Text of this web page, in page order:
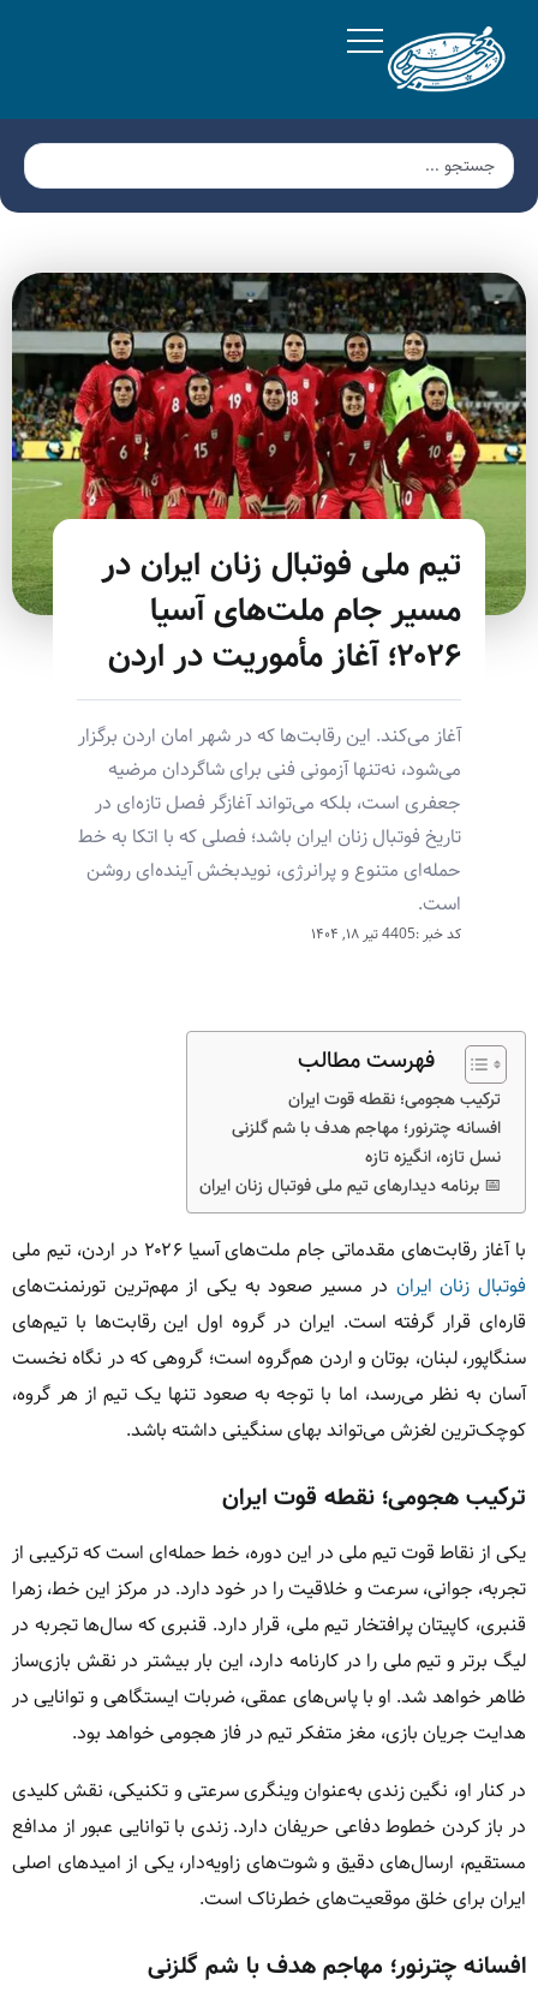
تیم ملی فوتبال زنان ایران در
مسیر جام ملت‌های آسیا
۲۰۲۶؛ آغاز مأموریت در اردن
آغاز می‌کند. این رقابت‌ها که در شهر امان اردن برگزار
می‌شود، نه‌تنها آزمونی فنی برای شاگردان مرضیه
جعفری است، بلکه می‌تواند آغازگر فصل تازه‌ای در
تاریخ فوتبال زنان ایران باشد؛ فصلی که با اتکا به خط
حمله‌ای متنوع و پرانرژی، نویدبخش آینده‌ای روشن
است.
کد خبر :4405 تیر ۱۸, ۱۴۰۴
فهرست مطالب
ترکیب هجومی؛ نقطه قوت ایران
افسانه چترنور؛ مهاجم هدف با شم گلزنی
نسل تازه، انگیزه تازه
📅 برنامه دیدارهای تیم ملی فوتبال زنان ایران
با آغاز رقابت‌های مقدماتی جام ملت‌های آسیا ۲۰۲۶ در اردن، تیم ملی
فوتبال زنان ایران در مسیر صعود به یکی از مهم‌ترین تورنمنت‌های
قاره‌ای قرار گرفته است. ایران در گروه اول این رقابت‌ها با تیم‌های
سنگاپور، لبنان، بوتان و اردن هم‌گروه است؛ گروهی که در نگاه نخست
آسان به نظر می‌رسد، اما با توجه به صعود تنها یک تیم از هر گروه،
کوچک‌ترین لغزش می‌تواند بهای سنگینی داشته باشد.
ترکیب هجومی؛ نقطه قوت ایران
یکی از نقاط قوت تیم ملی در این دوره، خط حمله‌ای است که ترکیبی از
تجربه، جوانی، سرعت و خلاقیت را در خود دارد. در مرکز این خط، زهرا
قنبری، کاپیتان پرافتخار تیم ملی، قرار دارد. قنبری که سال‌ها تجربه در
لیگ برتر و تیم ملی را در کارنامه دارد، این بار بیشتر در نقش بازی‌ساز
ظاهر خواهد شد. او با پاس‌های عمقی، ضربات ایستگاهی و توانایی در
هدایت جریان بازی، مغز متفکر تیم در فاز هجومی خواهد بود.
در کنار او، نگین زندی به‌عنوان وینگری سرعتی و تکنیکی، نقش کلیدی
در باز کردن خطوط دفاعی حریفان دارد. زندی با توانایی عبور از مدافع
مستقیم، ارسال‌های دقیق و شوت‌های زاویه‌دار، یکی از امیدهای اصلی
ایران برای خلق موقعیت‌های خطرناک است.
افسانه چترنور؛ مهاجم هدف با شم گلزنی